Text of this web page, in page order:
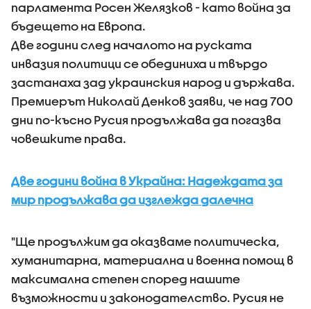
парламента Росен Желязков - като война за
бъдещето на Европа.
Две години след началото на руската
инвазия политици се обединиха и твърдо
застанаха зад украинския народ и държава.
Премиерът Николай Денков заяви, че над 700
дни по-късно Русия продължава да погазва
човешките права.
Две години война в Украйна: Надеждата за
мир продължава да изглежда далечна
"Ще продължим да оказваме политическа,
хуманитарна, материална и военна помощ в
максимална степен според нашите
възможности и законодателство. Русия не